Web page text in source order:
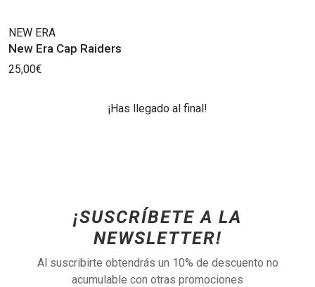
NEW ERA
New Era Cap Raiders
25,00€
¡Has llegado al final!
¡SUSCRÍBETE A LA
NEWSLETTER!
Al suscribirte obtendrás un 10% de descuento no
acumulable con otras promociones